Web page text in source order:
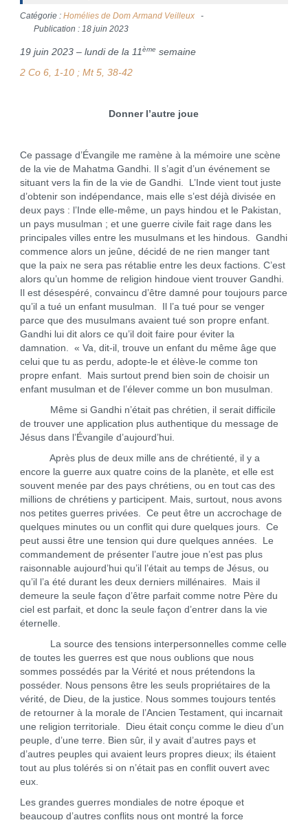
Catégorie : Homélies de Dom Armand Veilleux
Publication : 18 juin 2023
19 juin 2023 – lundi de la 11ème semaine
2 Co 6, 1-10 ; Mt 5, 38-42
Donner l’autre joue
Ce passage d’Évangile me ramène à la mémoire une scène
de la vie de Mahatma Gandhi. Il s’agit d’un événement se
situant vers la fin de la vie de Gandhi. L’Inde vient tout juste
d’obtenir son indépendance, mais elle s’est déjà divisée en
deux pays : l’Inde elle-même, un pays hindou et le Pakistan,
un pays musulman ; et une guerre civile fait rage dans les
principales villes entre les musulmans et les hindous. Gandhi
commence alors un jeûne, décidé de ne rien manger tant
que la paix ne sera pas rétablie entre les deux factions. C’est
alors qu’un homme de religion hindoue vient trouver Gandhi.
Il est désespéré, convaincu d’être damné pour toujours parce
qu’il a tué un enfant musulman. Il l’a tué pour se venger
parce que des musulmans avaient tué son propre enfant.
Gandhi lui dit alors ce qu’il doit faire pour éviter la
damnation. « Va, dit-il, trouve un enfant du même âge que
celui que tu as perdu, adopte-le et élève-le comme ton
propre enfant. Mais surtout prend bien soin de choisir un
enfant musulman et de l’élever comme un bon musulman.
Même si Gandhi n’était pas chrétien, il serait difficile
de trouver une application plus authentique du message de
Jésus dans l’Évangile d’aujourd’hui.
Après plus de deux mille ans de chrétienté, il y a
encore la guerre aux quatre coins de la planète, et elle est
souvent menée par des pays chrétiens, ou en tout cas des
millions de chrétiens y participent. Mais, surtout, nous avons
nos petites guerres privées. Ce peut être un accrochage de
quelques minutes ou un conflit qui dure quelques jours. Ce
peut aussi être une tension qui dure quelques années. Le
commandement de présenter l’autre joue n’est pas plus
raisonnable aujourd’hui qu’il l’était au temps de Jésus, ou
qu’il l’a été durant les deux derniers millénaires. Mais il
demeure la seule façon d’être parfait comme notre Père du
ciel est parfait, et donc la seule façon d’entrer dans la vie
éternelle.
La source des tensions interpersonnelles comme celle
de toutes les guerres est que nous oublions que nous
sommes possédés par la Vérité et nous prétendons la
posséder. Nous pensons être les seuls propriétaires de la
vérité, de Dieu, de la justice. Nous sommes toujours tentés
de retourner à la morale de l’Ancien Testament, qui incarnait
une religion territoriale. Dieu était conçu comme le dieu d’un
peuple, d’une terre. Bien sûr, il y avait d’autres pays et
d’autres peuples qui avaient leurs propres dieux; ils étaient
tout au plus tolérés si on n’était pas en conflit ouvert avec
eux.
Les grandes guerres mondiales de notre époque et
beaucoup d’autres conflits nous ont montré la force